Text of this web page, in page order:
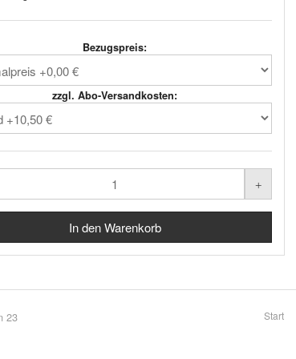
Bezugspreis:
zzgl. Abo-Versandkosten:
23 Start